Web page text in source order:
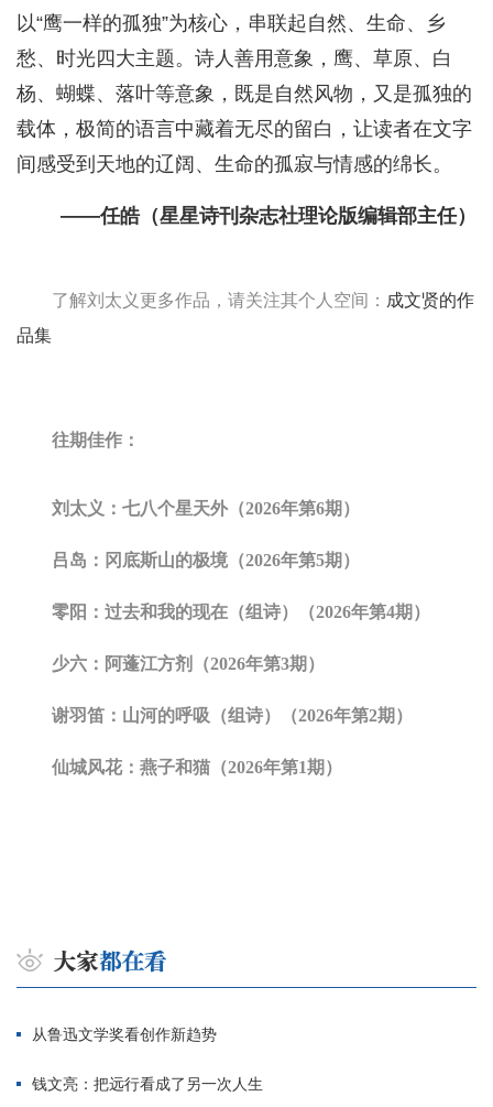
以“鹰一样的孤独”为核心，串联起自然、生命、乡
愁、时光四大主题。诗人善用意象，鹰、草原、白
杨、蝴蝶、落叶等意象，既是自然风物，又是孤独的
载体，极简的语言中藏着无尽的留白，让读者在文字
间感受到天地的辽阔、生命的孤寂与情感的绵长。
——任皓（星星诗刊杂志社理论版编辑部主任）
了解刘太义更多作品，请关注其个人空间： 成文贤的作
品集
往期佳作：
刘太义：七八个星天外（2026年第6期）
吕岛：冈底斯山的极境（2026年第5期）
零阳：过去和我的现在（组诗）（2026年第4期）
少六：阿蓬江方剂（2026年第3期）
谢羽笛：山河的呼吸（组诗）（2026年第2期）
仙城风花：燕子和猫（2026年第1期）
从鲁迅文学奖看创作新趋势
钱文亮：把远行看成了另一次人生